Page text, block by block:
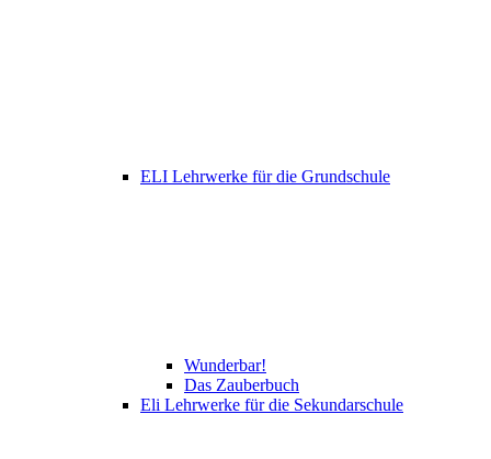
ELI Lehrwerke für die Grundschule
Wunderbar!
Das Zauberbuch
Eli Lehrwerke für die Sekundarschule